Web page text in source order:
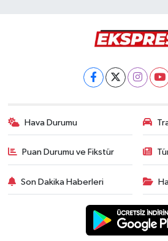
Hava Durumu
Puan Durumu ve Fikstür
Son Dakika Haberleri